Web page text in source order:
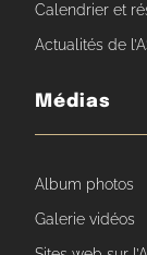
Calendrier et
Actualités de
Médias
Album photos
Galerie vidéos